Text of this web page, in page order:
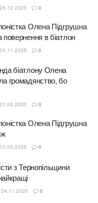
26.12.2025 0
Олена Підгрушна
повернення в біатлон
04.11.2025 0
біатлону Олена
громадянство, бо
21.05.2025 0
Олена Підгрушна
10.05.2025 0
з Тернопільщини
24.11.2020 0